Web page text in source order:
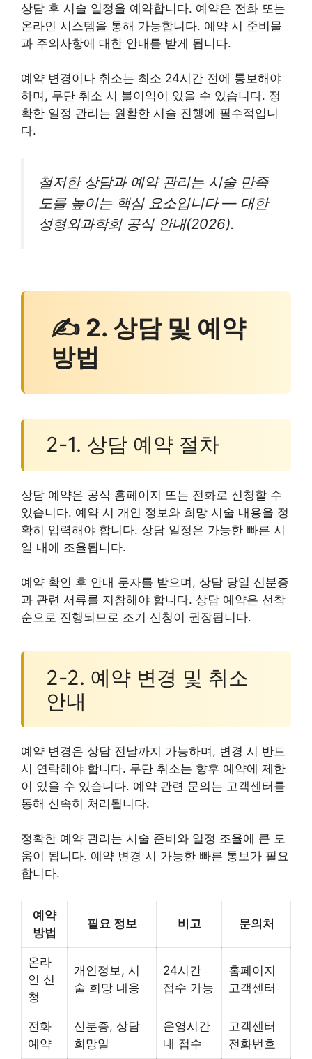
상담 후 시술 일정을 예약합니다. 예약은 전화 또는
온라인 시스템을 통해 가능합니다. 예약 시 준비물
과 주의사항에 대한 안내를 받게 됩니다.
예약 변경이나 취소는 최소 24시간 전에 통보해야
하며, 무단 취소 시 불이익이 있을 수 있습니다. 정
확한 일정 관리는 원활한 시술 진행에 필수적입니
다.
철저한 상담과 예약 관리는 시술 만족
도를 높이는 핵심 요소입니다 — 대한
성형외과학회 공식 안내(2026).
✍ 2. 상담 및 예약
방법
2-1. 상담 예약 절차
상담 예약은 공식 홈페이지 또는 전화로 신청할 수
있습니다. 예약 시 개인 정보와 희망 시술 내용을 정
확히 입력해야 합니다. 상담 일정은 가능한 빠른 시
일 내에 조율됩니다.
예약 확인 후 안내 문자를 받으며, 상담 당일 신분증
과 관련 서류를 지참해야 합니다. 상담 예약은 선착
순으로 진행되므로 조기 신청이 권장됩니다.
2-2. 예약 변경 및 취소
안내
예약 변경은 상담 전날까지 가능하며, 변경 시 반드
시 연락해야 합니다. 무단 취소는 향후 예약에 제한
이 있을 수 있습니다. 예약 관련 문의는 고객센터를
통해 신속히 처리됩니다.
정확한 예약 관리는 시술 준비와 일정 조율에 큰 도
움이 됩니다. 예약 변경 시 가능한 빠른 통보가 필요
합니다.
예약
방법
필요 정보 비고 문의처
온라
인 신
청
개인정보, 시
술 희망 내용
24시간
접수 가능
홈페이지
고객센터
전화
예약
신분증, 상담
희망일
운영시간
내 접수
고객센터
전화번호